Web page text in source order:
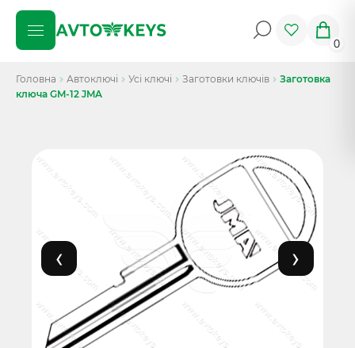
0
Головна Автоключі Усі ключі Заготовки ключів
Заготовка
ключа GM-12 JMA